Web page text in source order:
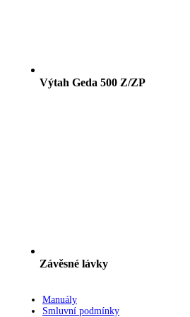
Výtah Geda 500 Z/ZP
Závěsné lávky
Manuály
Smluvní podmínky